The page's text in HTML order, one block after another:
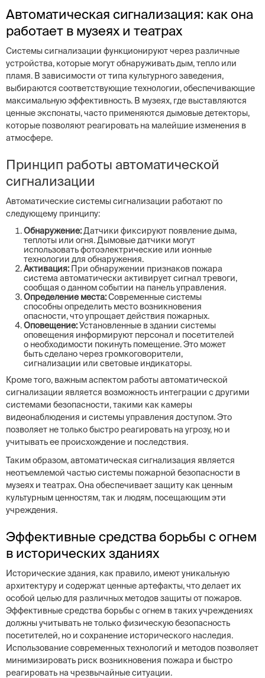
Автоматическая сигнализация: как она
работает в музеях и театрах
Системы сигнализации функционируют через различные
устройства, которые могут обнаруживать дым, тепло или
пламя. В зависимости от типа культурного заведения,
выбираются соответствующие технологии, обеспечивающие
максимальную эффективность. В музеях, где выставляются
ценные экспонаты, часто применяются дымовые детекторы,
которые позволяют реагировать на малейшие изменения в
атмосфере.
Принцип работы автоматической
сигнализации
Автоматические системы сигнализации работают по
следующему принципу:
Обнаружение:Датчики фиксируют появление дыма,
теплоты или огня. Дымовые датчики могут
использовать фотоэлектрические или ионные
технологии для обнаружения.
Активация: При обнаружении признаков пожара
система автоматически активирует сигнал тревоги,
сообщая о данном событии на панель управления.
Определение места:Современные системы
способны определить место возникновения
опасности, что упрощает действия пожарных.
Оповещение:Установленные в здании системы
оповещения информируют персонал и посетителей
о необходимости покинуть помещение. Это может
быть сделано через громкоговорители,
сигнализации или световые индикаторы.
Кроме того, важным аспектом работы автоматической
сигнализации является возможность интеграции с другими
системами безопасности, такими как камеры
видеонаблюдения и системы управления доступом. Это
позволяет не только быстро реагировать на угрозу, но и
учитывать ее происхождение и последствия.
Таким образом, автоматическая сигнализация является
неотъемлемой частью системы пожарной безопасности в
музеях и театрах. Она обеспечивает защиту как ценным
культурным ценностям, так и людям, посещающим эти
учреждения.
Эффективные средства борьбы с огнем
в исторических зданиях
Исторические здания, как правило, имеют уникальную
архитектуру и содержат ценные артефакты, что делает их
особой целью для различных методов защиты от пожаров.
Эффективные средства борьбы с огнем в таких учреждениях
должны учитывать не только физическую безопасность
посетителей, но и сохранение исторического наследия.
Использование современных технологий и методов позволяет
минимизировать риск возникновения пожара и быстро
реагировать на чрезвычайные ситуации.